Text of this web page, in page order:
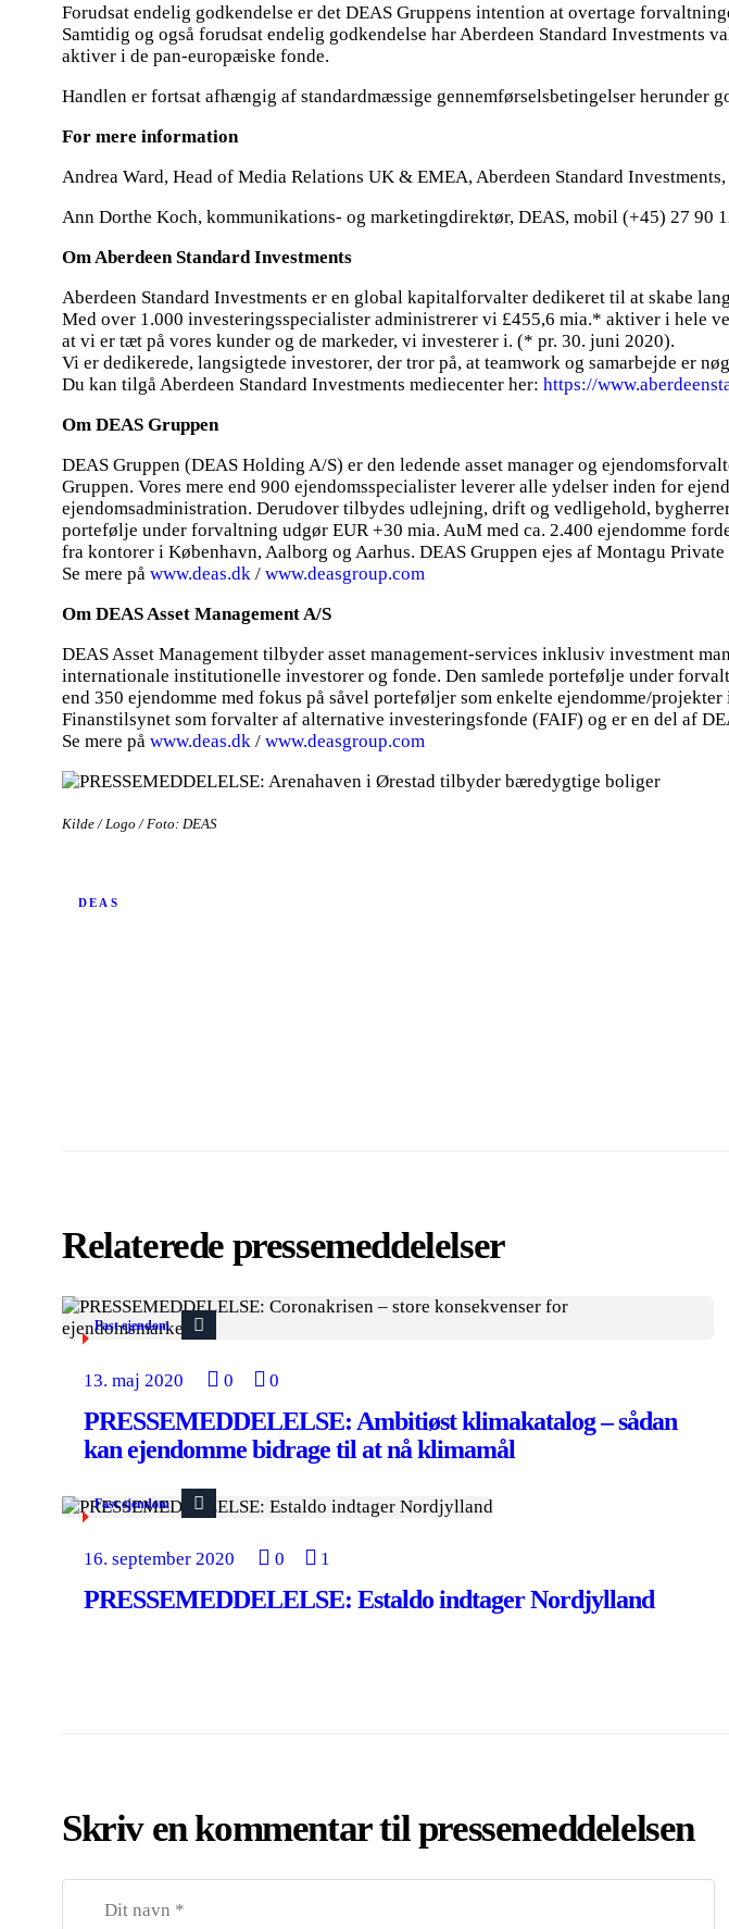
Forudsat endelig godkendelse er det DEAS Gruppens intention at overtage
Samtidig og også forudsat endelig godkendelse har Aberdeen Standard Investments
aktiver i de pan-europæiske fonde.
Handlen er fortsat afhængig af standardmæssige gennemførselsbetingelser herunder
For mere information
Andrea Ward, Head of Media Relations UK & EMEA, Aberdeen Standard
Ann Dorthe Koch, kommunikations- og marketingdirektør, DEAS, mobil (+45) 27 90
Om Aberdeen Standard Investments
Aberdeen Standard Investments er en global kapitalforvalter dedikeret til at skabe
Med over 1.000 investeringsspecialister administrerer vi £455,6 mia.* aktiver i hele
at vi er tæt på vores kunder og de markeder, vi investerer i. (* pr. 30. juni 2020).
Vi er dedikerede, langsigtede investorer, der tror på, at teamwork og samarbejde er
Du kan tilgå Aberdeen Standard Investments mediecenter her: https://
Om DEAS Gruppen
DEAS Gruppen (DEAS Holding A/S) er den ledende asset manager og
Gruppen. Vores mere end 900 ejendomsspecialister leverer alle ydelser inden for
ejendomsadministration. Derudover tilbydes udlejning, drift og vedligehold,
portefølje under forvaltning udgør EUR +30 mia. AuM med ca. 2.400 ejendomme
fra kontorer i København, Aalborg og Aarhus. DEAS Gruppen ejes af Montagu Private
Se mere på www.deas.dk / www.deasgroup.com
Om DEAS Asset Management A/S
DEAS Asset Management tilbyder asset management-services inklusiv investment
internationale institutionelle investorer og fonde. Den samlede portefølje under
end 350 ejendomme med fokus på såvel porteføljer som enkelte ejendomme/
Finanstilsynet som forvalter af alternative investeringsfonde (FAIF) og er en del af
Se mere på www.deas.dk / www.deasgroup.com
Kilde / Logo / Foto: DEAS
DEAS
Relaterede pressemeddelelser
Fast ejendom
13. maj 2020 0 0
PRESSEMEDDELELSE: Ambitiøst klimakatalog – sådan
kan ejendomme bidrage til at nå klimamål
Fast ejendom
16. september 2020 0 1
PRESSEMEDDELELSE: Estaldo indtager Nordjylland
Skriv en kommentar til pressemeddelelsen